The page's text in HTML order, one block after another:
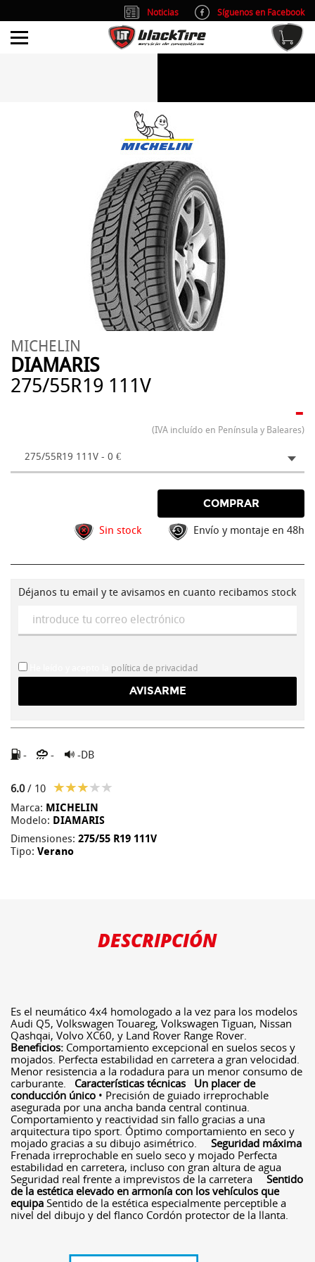
MICHELIN
DIAMARIS
275/55R19 111V
-
(IVA incluído en Península y Baleares)
275/55R19 111V - 0 €
COMPRAR
Sin stock Envío y montaje en 48h
Déjanos tu email y te avisamos en cuanto recibamos stock
política de privacidad
- - -DB
6.0/ 10
Marca: MICHELIN
Modelo: DIAMARIS
Dimensiones: 275/55 R19 111V
Tipo: Verano
DESCRIPCIÓN
Es el neumático 4x4 homologado a la vez para los modelos
Audi Q5, Volkswagen Touareg, Volkswagen Tiguan, Nissan
Qashqai, Volvo XC60, y Land Rover Range Rover.
Beneficios: Comportamiento excepcional en suelos secos y
mojados. Perfecta estabilidad en carretera a gran velocidad.
Menor resistencia a la rodadura para un menor consumo de
carburante. Características técnicas
Un placer de
conducción único • Precisión de guiado irreprochable
asegurada por una ancha banda central continua.
Comportamiento y reactividad sin fallo gracias a una
arquitectura tipo sport. Óptimo comportamiento en seco y
mojado gracias a su dibujo asimétrico. Seguridad máxima
Frenada irreprochable en suelo seco y mojado Perfecta
estabilidad en carretera, incluso con gran altura de agua
Seguridad real frente a imprevistos de la carretera Sentido
de la estética elevado en armonía con los vehículos que
equipa Sentido de la estética especialmente perceptible a
nivel del dibujo y del flanco Cordón protector de la llanta.
Noticias
Síguenos en Facebook
info@blacktire.es
Atención al cliente: L/V 9:00-14:00 y 15:00-19:00